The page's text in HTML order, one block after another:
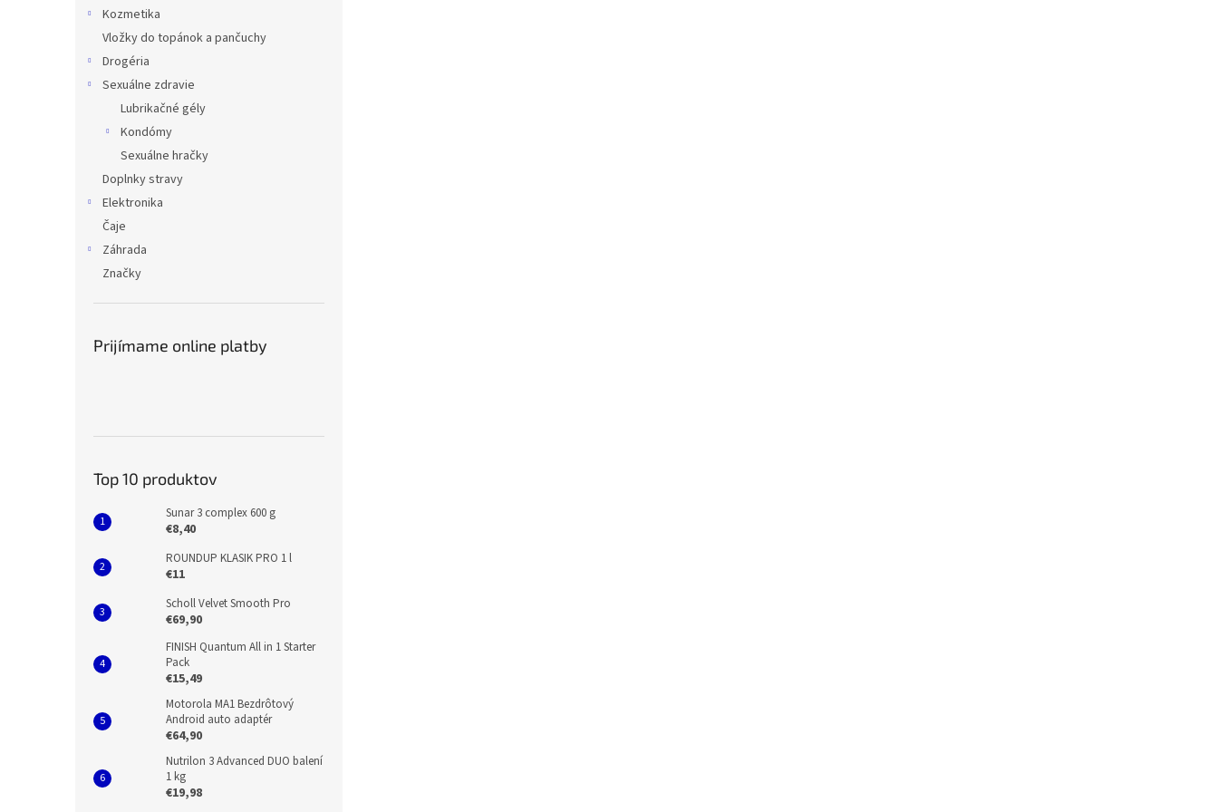
Kozmetika
Vložky do topánok a pančuchy
Drogéria
Sexuálne zdravie
Lubrikačné gély
Kondómy
Sexuálne hračky
Doplnky stravy
Elektronika
Čaje
Záhrada
Značky
Prijímame online platby
Top 10 produktov
Sunar 3 complex 600 g
€8,40
ROUNDUP KLASIK PRO 1 l
€11
Scholl Velvet Smooth Pro
€69,90
FINISH Quantum All in 1 Starter
Pack
€15,49
Motorola MA1 Bezdrôtový
Android auto adaptér
€64,90
Nutrilon 3 Advanced DUO balení
1 kg
€19,98